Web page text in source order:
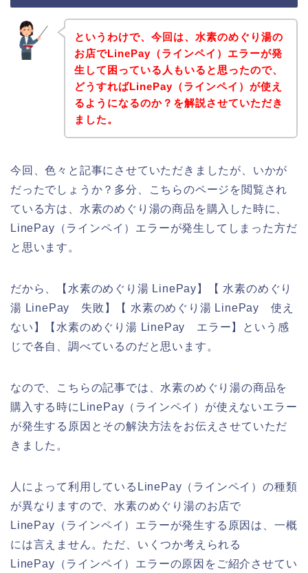
というわけで、今回は、水素のめぐり湯の
お店でLinePay（ラインペイ）エラーが発
生して困っている人もいると思ったので、
どうすればLinePay（ラインペイ）が使え
るようになるのか？を解説させていただき
ました。
今回、色々と記事にさせていただきましたが、いかが
だったでしょうか？多分、こちらのページを閲覧され
ている方は、水素のめぐり湯の商品を購入した時に、
LinePay（ラインペイ）エラーが発生してしまった方だ
と思います。
だから、【水素のめぐり湯 LinePay】【 水素のめぐり
湯 LinePay 失敗】【 水素のめぐり湯 LinePay 使え
ない】【水素のめぐり湯 LinePay エラー】という感
じで各自、調べているのだと思います。
なので、こちらの記事では、水素のめぐり湯の商品を
購入する時にLinePay（ラインペイ）が使えないエラー
が発生する原因とその解決方法をお伝えさせていただ
きました。
人によって利用しているLinePay（ラインペイ）の種類
が異なりますので、水素のめぐり湯のお店で
LinePay（ラインペイ）エラーが発生する原因は、一概
には言えません。ただ、いくつか考えられる
LinePay（ラインペイ）エラーの原因をご紹介させてい